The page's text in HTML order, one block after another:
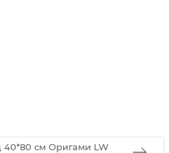
40*80 см Оригами LW